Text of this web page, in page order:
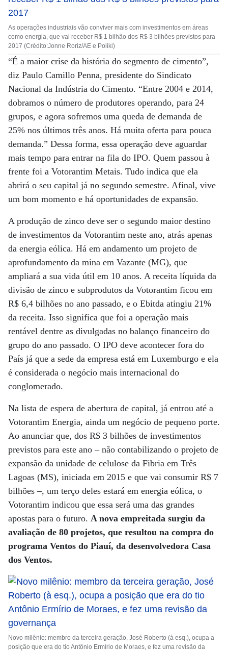
As operações industriais vão conviver mais com investimentos em áreas
como energia, que vai receber R$ 1 bilhão dos R$ 3 bilhões previstos para
2017 (Crédito:Jonne Roriz/AE e Poliki)
“É a maior crise da história do segmento de cimento”,
diz Paulo Camillo Penna, presidente do Sindicato
Nacional da Indústria do Cimento. “Entre 2004 e 2014,
dobramos o número de produtores operando, para 24
grupos, e agora sofremos uma queda de demanda de
25% nos últimos três anos. Há muita oferta para pouca
demanda.” Dessa forma, essa operação deve aguardar
mais tempo para entrar na fila do IPO. Quem passou à
frente foi a Votorantim Metais. Tudo indica que ela
abrirá o seu capital já no segundo semestre. Afinal, vive
um bom momento e há oportunidades de expansão.
A produção de zinco deve ser o segundo maior destino
de investimentos da Votorantim neste ano, atrás apenas
da energia eólica. Há em andamento um projeto de
aprofundamento da mina em Vazante (MG), que
ampliará a sua vida útil em 10 anos. A receita líquida da
divisão de zinco e subprodutos da Votorantim ficou em
R$ 6,4 bilhões no ano passado, e o Ebitda atingiu 21%
da receita. Isso significa que foi a operação mais
rentável dentre as divulgadas no balanço financeiro do
grupo do ano passado. O IPO deve acontecer fora do
País já que a sede da empresa está em Luxemburgo e ela
é considerada o negócio mais internacional do
conglomerado.
Na lista de espera de abertura de capital, já entrou até a
Votorantim Energia, ainda um negócio de pequeno porte.
Ao anunciar que, dos R$ 3 bilhões de investimentos
previstos para este ano – não contabilizando o projeto de
expansão da unidade de celulose da Fibria em Três
Lagoas (MS), iniciada em 2015 e que vai consumir R$ 7
bilhões –, um terço deles estará em energia eólica, o
Votorantim indicou que essa será uma das grandes
apostas para o futuro. A nova empreitada surgiu da
avaliação de 80 projetos, que resultou na compra do
programa Ventos do Piauí, da desenvolvedora Casa
dos Ventos.
Novo milênio: membro da terceira geração, José Roberto (à esq.), ocupa a
posição que era do tio Antônio Ermírio de Moraes, e fez uma revisão da